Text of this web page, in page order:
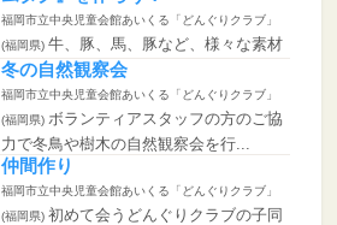
福岡市立中央児童会館あいくる「どんぐりクラブ」
(福岡県) 牛、豚、馬、豚など、様々な素材
から選んで、オリジナルのネーム...
冬の自然観察会
福岡市立中央児童会館あいくる「どんぐりクラブ」
(福岡県) ボランティアスタッフの方のご協
力で冬鳥や樹木の自然観察会を行...
仲間作り
福岡市立中央児童会館あいくる「どんぐりクラブ」
(福岡県) 初めて会うどんぐりクラブの子同